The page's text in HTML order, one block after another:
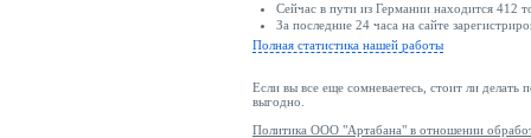
Сейчас в пути из Германии находится 412
За последние 24 часа на сайте
Полная статистика нашей работы
Если вы все еще сомневаетесь, стоит ли делать
выгодно.
Политика ООО "Артабана" в отношении